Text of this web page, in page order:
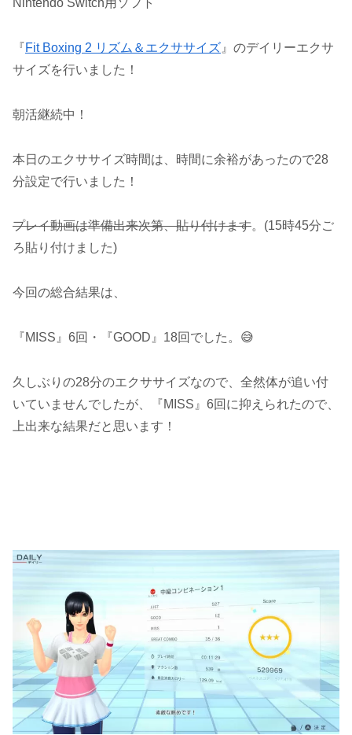
Nintendo Switch用ソフト
『Fit Boxing 2 リズム＆エクササイズ 』のデイリーエクサ
サイズを行いました！
朝活継続中！
本日のエクササイズ時間は、時間に余裕があったので28
分設定で行いました！
プレイ動画は準備出来次第、貼り付けます。(15時45分ご
ろ貼り付けました)
今回の総合結果は、
『MISS』6回・『GOOD』18回でした。😅
久しぶりの28分のエクササイズなので、全然体が追い付
いていませんでしたが、『MISS』6回に抑えられたので、
上出来な結果だと思います！